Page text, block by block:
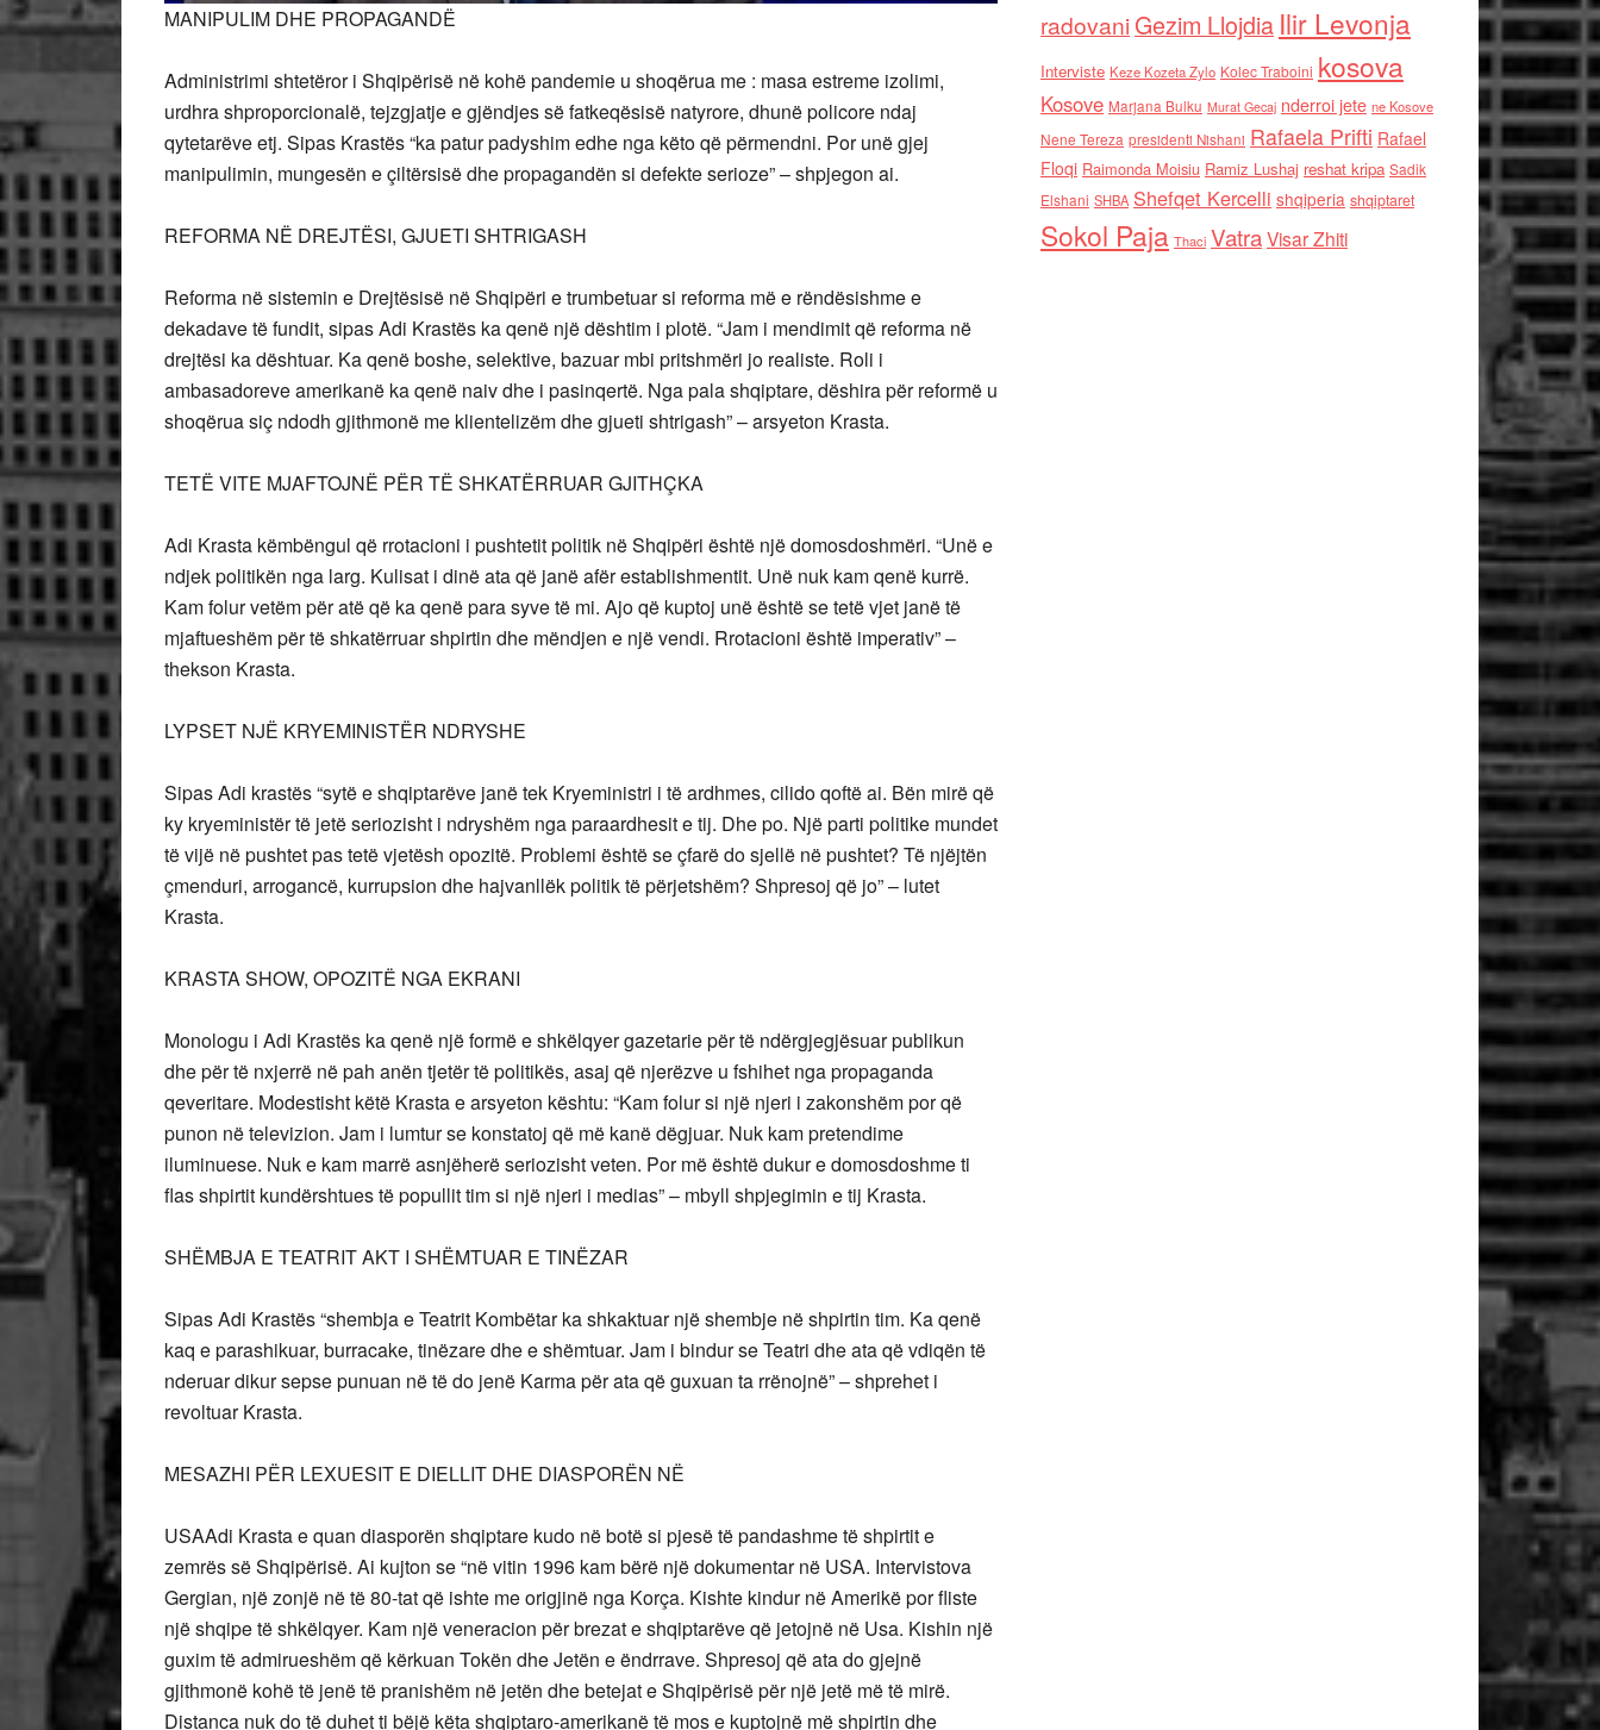
MANIPULIM DHE PROPAGANDË
Administrimi shtetëror i Shqipërisë në kohë pandemie u shoqërua me : masa estreme izolimi,
urdhra shproporcionalë, tejzgjatje e gjëndjes së fatkeqësisë natyrore, dhunë policore ndaj
qytetarëve etj. Sipas Krastës “ka patur padyshim edhe nga këto që përmendni. Por unë gjej
manipulimin, mungesën e çiltërsisë dhe propagandën si defekte serioze” – shpjegon ai.
REFORMA NË DREJTËSI, GJUETI SHTRIGASH
Reforma në sistemin e Drejtësisë në Shqipëri e trumbetuar si reforma më e rëndësishme e
dekadave të fundit, sipas Adi Krastës ka qenë një dështim i plotë. “Jam i mendimit që reforma në
drejtësi ka dështuar. Ka qenë boshe, selektive, bazuar mbi pritshmëri jo realiste. Roli i
ambasadoreve amerikanë ka qenë naiv dhe i pasinqertë. Nga pala shqiptare, dëshira për reformë u
shoqërua siç ndodh gjithmonë me klientelizëm dhe gjueti shtrigash” – arsyeton Krasta.
TETË VITE MJAFTOJNË PËR TË SHKATËRRUAR GJITHÇKA
Adi Krasta këmbëngul që rrotacioni i pushtetit politik në Shqipëri është një domosdoshmëri. “Unë e
ndjek politikën nga larg. Kulisat i dinë ata që janë afër establishmentit. Unë nuk kam qenë kurrë.
Kam folur vetëm për atë që ka qenë para syve të mi. Ajo që kuptoj unë është se tetë vjet janë të
mjaftueshëm për të shkatërruar shpirtin dhe mëndjen e një vendi. Rrotacioni është imperativ” –
thekson Krasta.
LYPSET NJË KRYEMINISTËR NDRYSHE
Sipas Adi krastës “sytë e shqiptarëve janë tek Kryeministri i të ardhmes, cilido qoftë ai. Bën mirë që
ky kryeministër të jetë seriozisht i ndryshëm nga paraardhesit e tij. Dhe po. Një parti politike mundet
të vijë në pushtet pas tetë vjetësh opozitë. Problemi është se çfarë do sjellë në pushtet? Të njëjtën
çmenduri, arrogancë, kurrupsion dhe hajvanllëk politik të përjetshëm? Shpresoj që jo” – lutet
Krasta.
KRASTA SHOW, OPOZITË NGA EKRANI
Monologu i Adi Krastës ka qenë një formë e shkëlqyer gazetarie për të ndërgjegjësuar publikun
dhe për të nxjerrë në pah anën tjetër të politikës, asaj që njerëzve u fshihet nga propaganda
qeveritare. Modestisht këtë Krasta e arsyeton kështu: “Kam folur si një njeri i zakonshëm por që
punon në televizion. Jam i lumtur se konstatoj që më kanë dëgjuar. Nuk kam pretendime
iluminuese. Nuk e kam marrë asnjëherë seriozisht veten. Por më është dukur e domosdoshme ti
flas shpirtit kundërshtues të popullit tim si një njeri i medias” – mbyll shpjegimin e tij Krasta.
SHËMBJA E TEATRIT AKT I SHËMTUAR E TINËZAR
Sipas Adi Krastës “shembja e Teatrit Kombëtar ka shkaktuar një shembje në shpirtin tim. Ka qenë
kaq e parashikuar, burracake, tinëzare dhe e shëmtuar. Jam i bindur se Teatri dhe ata që vdiqën të
nderuar dikur sepse punuan në të do jenë Karma për ata që guxuan ta rrënojnë” – shprehet i
revoltuar Krasta.
MESAZHI PËR LEXUESIT E DIELLIT DHE DIASPORËN NË
USAAdi Krasta e quan diasporën shqiptare kudo në botë si pjesë të pandashme të shpirtit e
zemrës së Shqipërisë. Ai kujton se “në vitin 1996 kam bërë një dokumentar në USA. Intervistova
Gergian, një zonjë në të 80-tat që ishte me origjinë nga Korça. Kishte kindur në Amerikë por fliste
një shqipe të shkëlqyer. Kam një veneracion për brezat e shqiptarëve që jetojnë në Usa. Kishin një
guxim të admirueshëm që kërkuan Tokën dhe Jetën e ëndrrave. Shpresoj që ata do gjejnë
gjithmonë kohë të jenë të pranishëm në jetën dhe betejat e Shqipërisë për një jetë më të mirë.
Distanca nuk do të duhet ti bëjë këta shqiptaro-amerikanë të mos e kuptojnë më shpirtin dhe
radovaniGezim Llojdia Ilir Levonja
Interviste Keze Kozeta Zylo Kolec Traboini kosova
Kosove Marjana Bulku Murat Gecaj nderroi jete ne Kosove
Nene Tereza presidenti Nishani Rafaela Prifti Rafael
Floqi Raimonda Moisiu Ramiz Lushaj reshat kripa Sadik
Elshani SHBA Shefqet Kercelli shqiperia shqiptaret
Sokol Paja Thaci VatraVisar Zhiti